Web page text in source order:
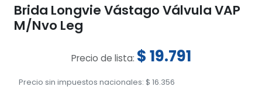
Brida Longvie Vástago Válvula VAP
M/Nvo Leg
Precio de lista: $19.791
Precio sin impuestos nacionales: $ 16.356